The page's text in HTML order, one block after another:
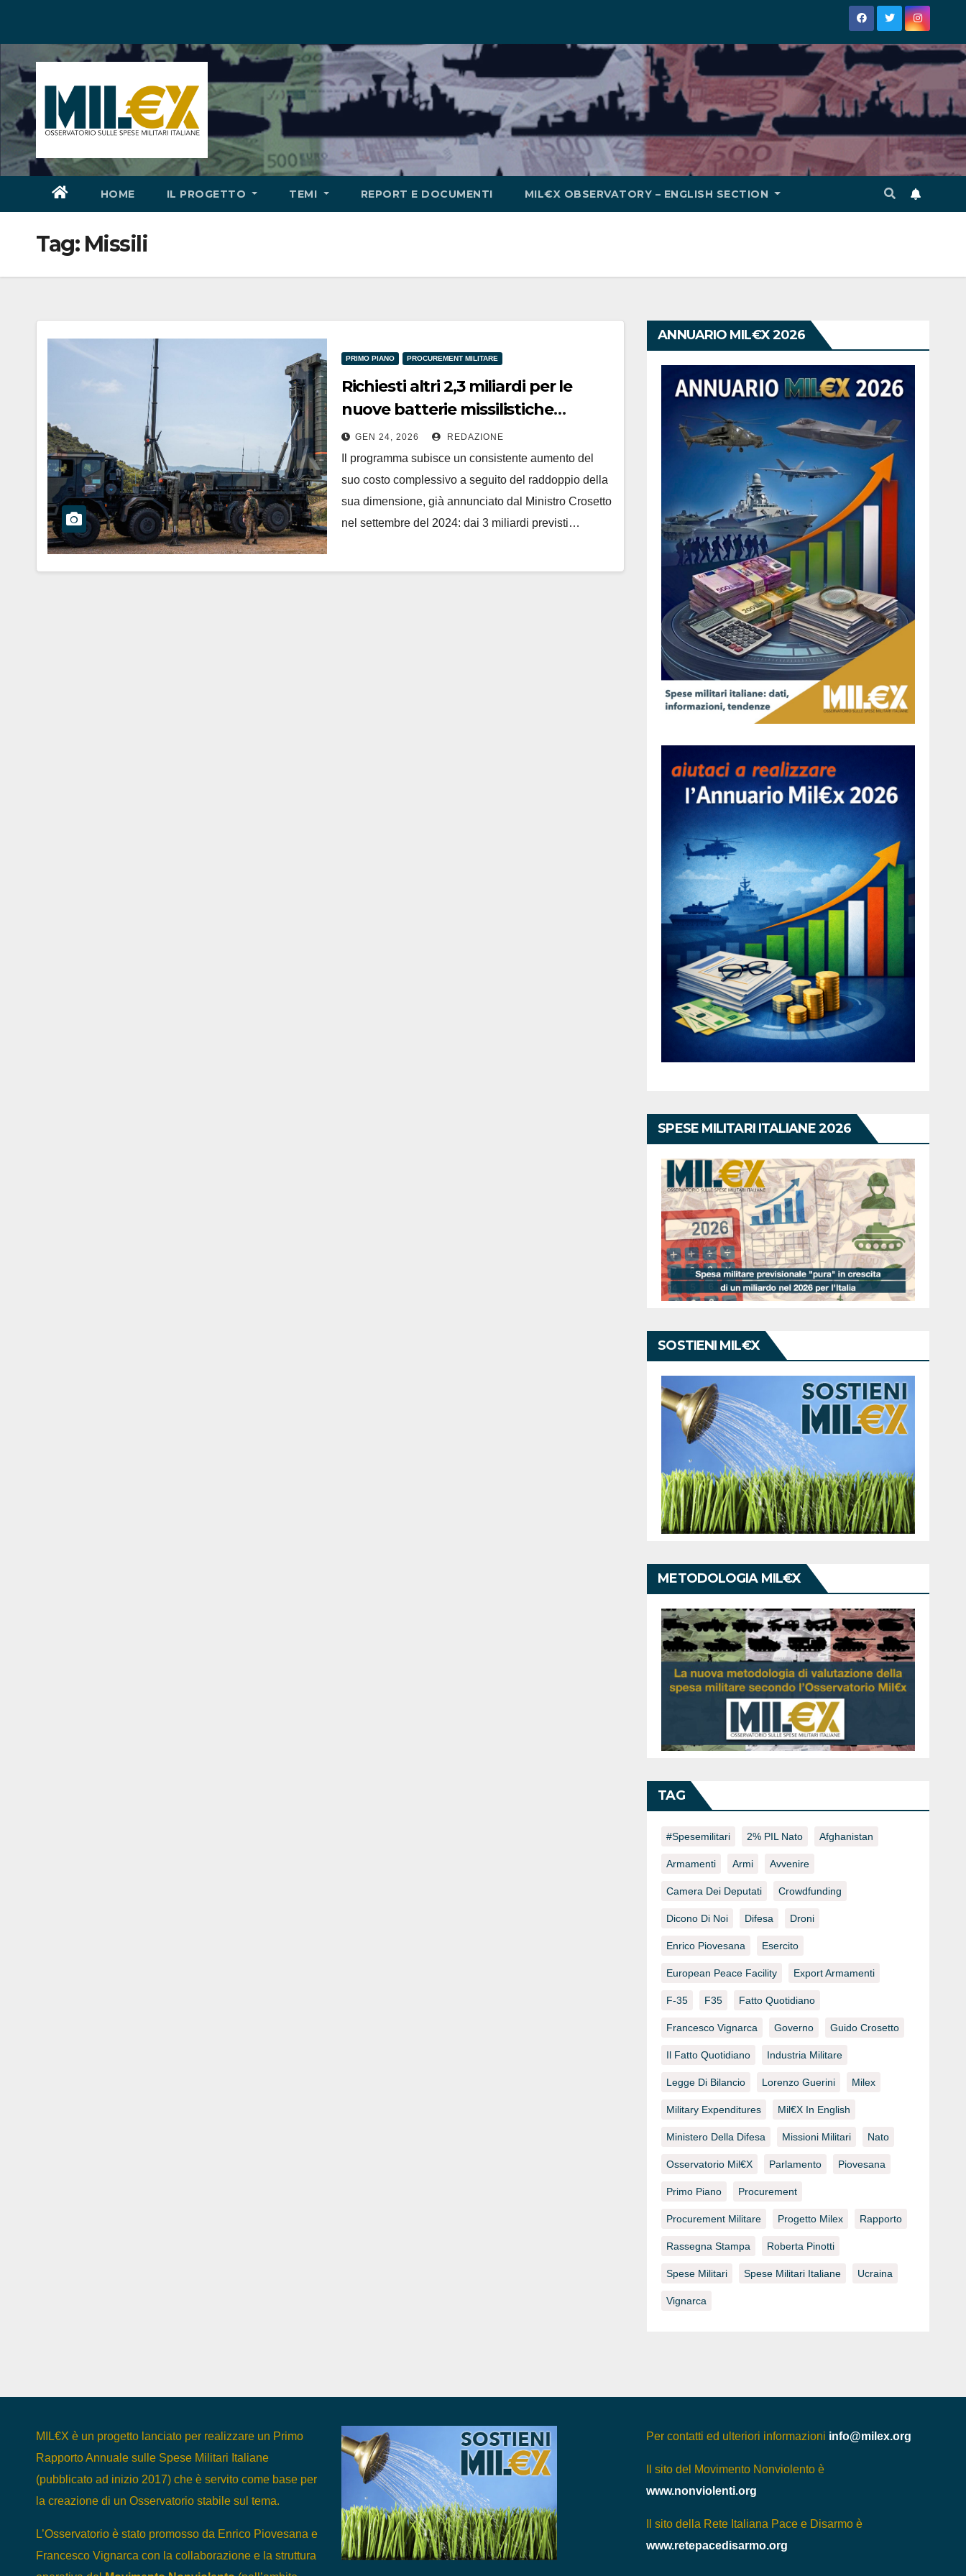
HOME IL PROGETTO TEMI REPORT E DOCUMENTI MIL€X OBSERVATORY – ENGLISH SECTION
Tag: Missili
PRIMO PIANO PROCUREMENT MILITARE
Richiesti altri 2,3 miliardi per le
nuove batterie missilistiche
Samp/T
GEN 24, 2026 REDAZIONE
Il programma subisce un consistente aumento del
suo costo complessivo a seguito del raddoppio della
sua dimensione, già annunciato dal Ministro Crosetto
nel settembre del 2024: dai 3 miliardi previsti…
ANNUARIO MIL€X 2026
SPESE MILITARI ITALIANE 2026
SOSTIENI MIL€X
METODOLOGIA MIL€X
TAG
#spesemilitari 2% PIL Nato Afghanistan
Armamenti Armi Avvenire
Camera Dei Deputati Crowdfunding
Dicono Di Noi Difesa Droni
Enrico Piovesana Esercito
European Peace Facility Export Armamenti
F-35 F35 Fatto Quotidiano
Francesco Vignarca Governo Guido Crosetto
Il Fatto Quotidiano Industria Militare
Legge Di Bilancio Lorenzo Guerini Milex
Military Expenditures Mil€x In English
Ministero Della Difesa Missioni Militari Nato
Osservatorio Mil€x Parlamento Piovesana
Primo Piano Procurement
Procurement Militare Progetto Milex Rapporto
Rassegna Stampa Roberta Pinotti
Spese Militari Spese Militari Italiane Ucraina
Vignarca
MIL€X è un progetto lanciato per realizzare un Primo
Rapporto Annuale sulle Spese Militari Italiane
(pubblicato ad inizio 2017) che è servito come base per
la creazione di un Osservatorio stabile sul tema.
L’Osservatorio è stato promosso da Enrico Piovesana e
Francesco Vignarca con la collaborazione e la struttura
Per contatti ed ulteriori informazioni info@milex.org
Il sito del Movimento Nonviolento è
www.nonviolenti.org
Il sito della Rete Italiana Pace e Disarmo è
www.retepacedisarmo.org